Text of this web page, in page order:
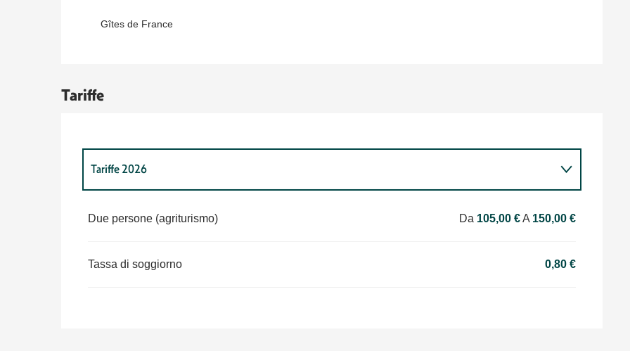
Gîtes de France
Tariffe
Tariffe 2026
Tariffe 2027
Due persone (agriturismo) Da 105,00 €A 150,00 €
Tassa di soggiorno 0,80 €